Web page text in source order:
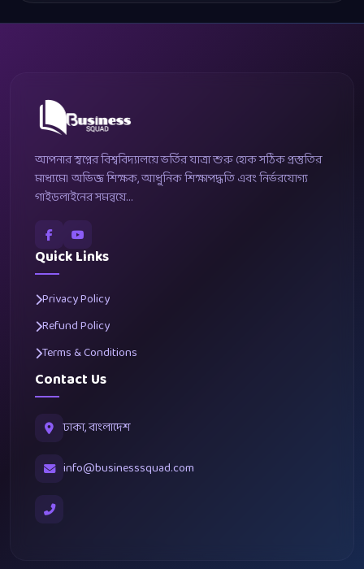
আপনার স্বপ্নের বিশ্ববিদ্যালয়ে ভর্তির যাত্রা শুরু হোক সঠিক প্রস্তুতির
মাধ্যমে। অভিজ্ঞ শিক্ষক, আধুনিক শিক্ষাপদ্ধতি এবং নির্ভরযোগ্য
গাইডলাইনের সমন্বয়ে...
Quick Links
Privacy Policy
Refund Policy
Terms & Conditions
Contact Us
ঢাকা, বাংলাদেশ
info@businesssquad.com